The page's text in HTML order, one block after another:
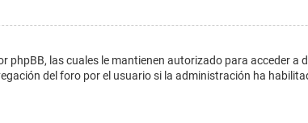
phpBB, las cuales le mantienen autorizado para acceder
del foro por el usuario si la administración ha